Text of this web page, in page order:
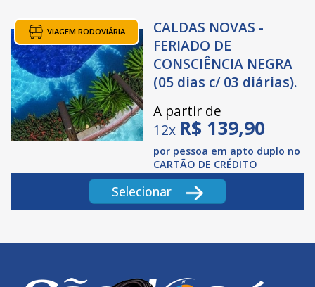
VIAGEM RODOVIÁRIA
CALDAS NOVAS -
FERIADO DE
CONSCIÊNCIA NEGRA
(05 dias c/ 03 diárias).
A partir de
12x R$ 139,90
por pessoa em apto duplo no
CARTÃO DE CRÉDITO
Selecionar